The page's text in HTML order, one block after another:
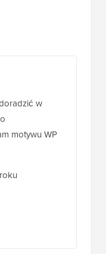
w
motywu WP